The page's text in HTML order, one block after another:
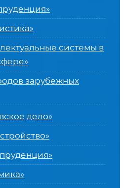
системы в
»
зарубежных
дело»